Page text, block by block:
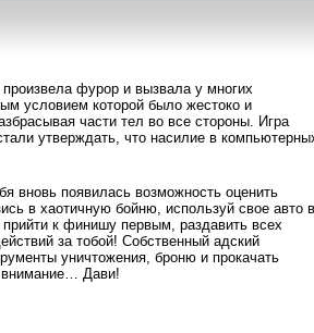
фурор и вызвала у многих
условием которой было жестоко и
части тел во все стороны. Игра
утверждать, что насилие в
вновь появилась возможность оценить
в хаотичную бойню, используй свое авто в
к финишу первым, раздавить всех
за тобой! Собственный адский
уничтожения, броню и прокачать
внимание… Дави!